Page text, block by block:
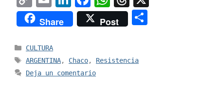
o
p
y
Li
n
m
ai
l
n
k
dI
n
a
c
b
o
h
at
A
hr
e
d
Share Post
Categorías
CULTURA
Etiquetas
ARGENTINA, Chaco, Resistencia
Deja un comentario